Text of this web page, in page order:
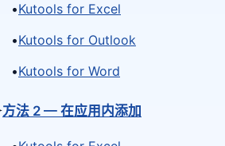
•Kutools for Excel
•Kutools for Outlook
•Kutools for Word
方法 2 — 在应用内添加